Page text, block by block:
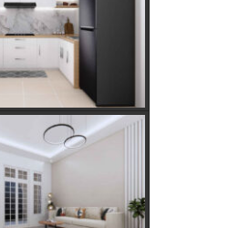
PLN dan Cara Mengecek Daya
Besar perlu Daya Listrik
Tepat untuk Rumah Tangga,